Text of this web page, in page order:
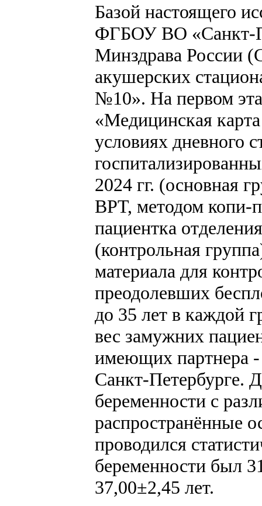
Базой настоящего
ФГБОУ ВО «Санкт-
Минздрава России
акушерских
№10». На первом
«Медицинская
условиях дневного
2024 гг. (основная
ВРТ, методом копи-
пациентка
(контрольная
материала для
преодолевших
до 35 лет в каждой
вес замужних
имеющих партнера -
Санкт-Петербурге.
беременности с
распространённые
проводился
беременности был
37,00±2,45 лет.